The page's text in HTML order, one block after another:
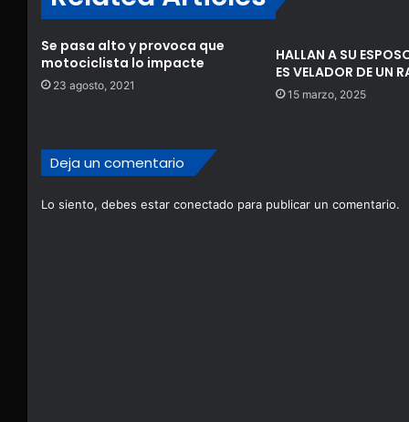
Se pasa alto y provoca que
motociclista lo impacte
23 agosto, 2021
HALLAN A SU
ES VELADOR DE UN
15 marzo, 2025
Deja un comentario
Lo siento, debes estar conectado para publicar un comentario.